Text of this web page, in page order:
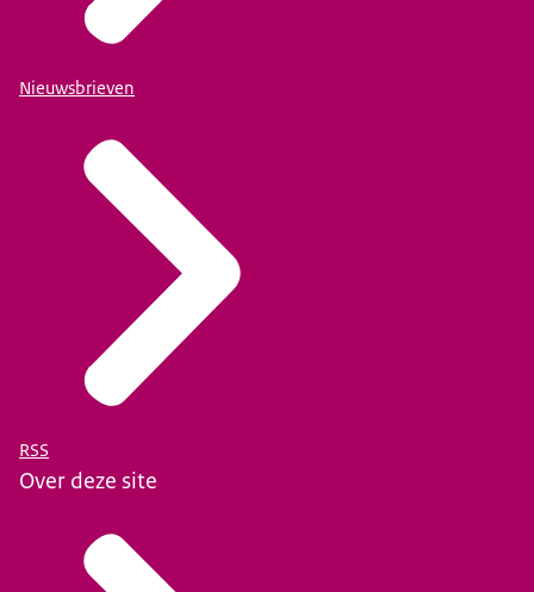
Nieuwsbrieven
RSS
Over deze site